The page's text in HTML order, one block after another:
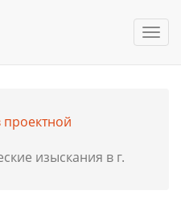
проектной
изыскания в г.